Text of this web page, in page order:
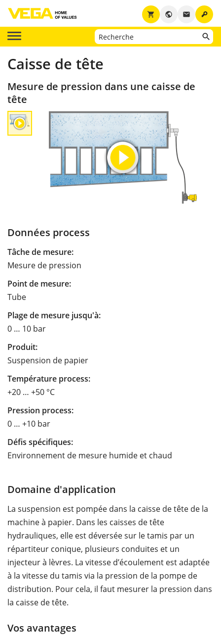
key
email
public
shopping_cart
Caisse de tête
Mesure de pression dans une caisse de
tête
Données process
Tâche de mesure:
Mesure de pression
Point de mesure:
Tube
Plage de mesure jusqu'à:
0 … 10 bar
Produit:
Suspension de papier
Température process:
+20 … +50 °C
Pression process:
0 … +10 bar
Défis spécifiques:
Environnement de mesure humide et chaud
Domaine d'application
La suspension est pompée dans la caisse de tête de la
machine à papier. Dans les caisses de tête
hydrauliques, elle est déversée sur le tamis par un
répartiteur conique, plusieurs conduites et un
injecteur à lèvres. La vitesse d’écoulement est adaptée
à la vitesse du tamis via la pression de la pompe de
distribution. Pour cela, il faut mesurer la pression dans
la caisse de tête.
Vos avantages